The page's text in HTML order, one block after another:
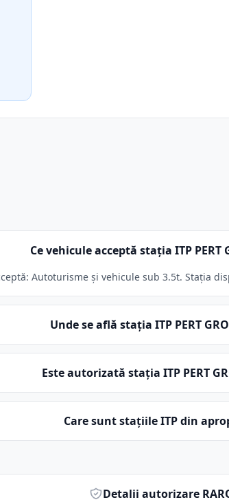
Ce vehicule acceptă stația ITP PERT
Autoturisme și vehicule sub 3.5t. Stația
Unde se află stația ITP PERT
Este autorizată stația ITP PERT
Care sunt stațiile ITP din
Detalii autorizare